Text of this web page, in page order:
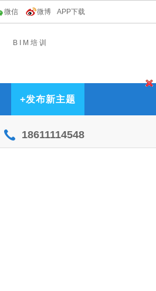
APP下载
微博
微信
B I M 培 训
+发布新主题
18611114548